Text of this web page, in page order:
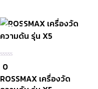
ตะกร้า
มีสินค้า
0
ใน
5
0
ROSSMAX เครื่องวัด